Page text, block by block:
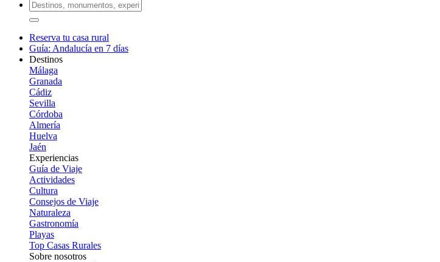
Reserva tu casa rural
Guía: Andalucía en 7 días
Destinos
Málaga
Granada
Cádiz
Sevilla
Córdoba
Almería
Huelva
Jaén
Experiencias
Guía de Viaje
Actividades
Cultura
Consejos de Viaje
Naturaleza
Gastronomía
Playas
Top Casas Rurales
Sobre nosotros